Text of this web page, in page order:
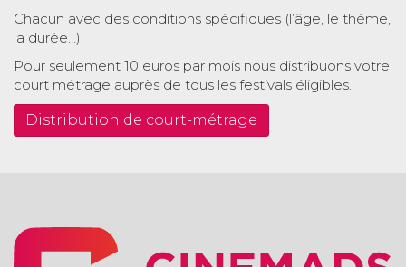
Chacun avec des conditions spécifiques (l’âge, le thème,
la durée…)
Pour seulement 10 euros par mois nous distribuons votre
court métrage auprès de tous les festivals éligibles.
Distribution de court-métrage